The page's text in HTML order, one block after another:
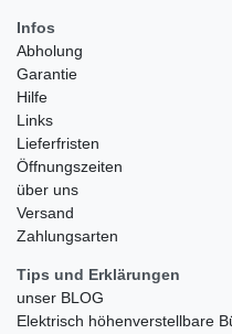
Infos
Abholung
Garantie
Hilfe
Links
Lieferfristen
Öffnungszeiten
über uns
Versand
Zahlungsarten
Tips und Erklärungen
unser BLOG
Elektrisch höhenverstellbare